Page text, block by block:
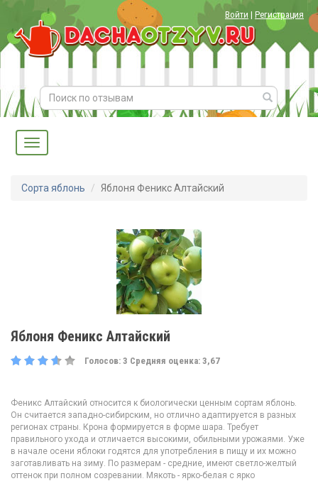
Войти | Регистрация
Сорта яблонь Яблоня Феникс Алтайский
Яблоня Феникс Алтайский
Голосов: 3 Средняя оценка: 3,67
Феникс Алтайский относится к биологически ценным сортам яблонь.
Он считается западно-сибирским, но отлично адаптируется в разных
регионах страны. Крона формируется в форме шара. Требует
правильного ухода и отличается высокими, обильными урожаями. Уже
в начале осени яблоки годятся для употребления в пищу и их можно
заготавливать на зиму. По размерам - средние, имеют светло-желтый
оттенок при полном созревании. Мякоть - ярко-белая с ярко